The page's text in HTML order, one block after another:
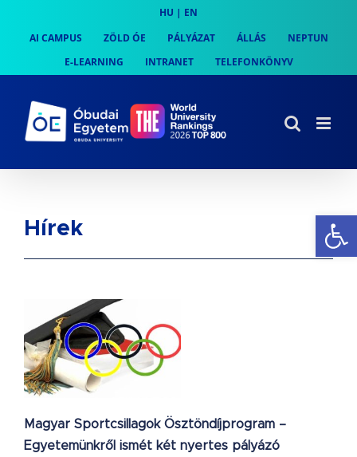
content
HU | EN
AI CAMPUS
ZÖLD ÓE PÁLYÁZAT ÁLLÁS
NEPTUN
E-LEARNING
INTRANET TELEFONKÖNYV
Hírek
Magyar Sportcsillagok Ösztöndíjprogram –
Egyetemünkről ismét két nyertes pályázó